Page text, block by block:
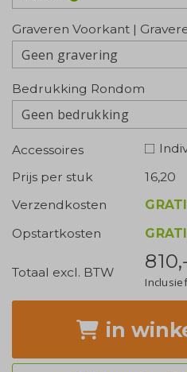
Graveren Voorkant |
Geen gravering
Bedrukking Rondom
Geen bedrukking
Accessoires
Prijs per stuk
16,20
Verzendkosten
Opstartkosten
Totaal excl. BTW 810,-
in